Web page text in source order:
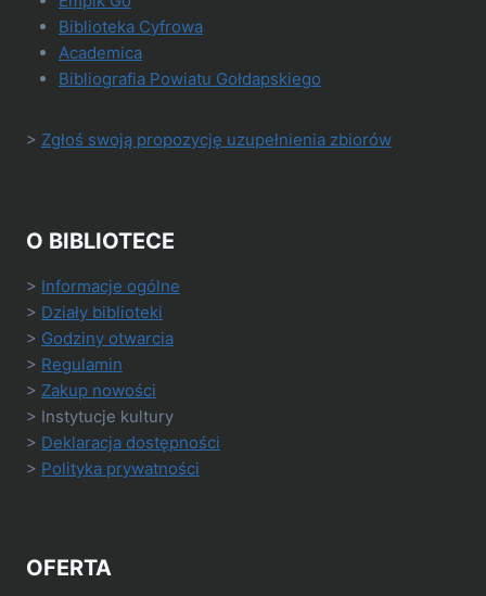
Biblioteka Cyfrowa
Academica
Bibliografia Powiatu Gołdapskiego
> Zgłoś swoją propozycję uzupełnienia zbiorów
O BIBLIOTECE
> Informacje ogólne
> Działy biblioteki
> Godziny otwarcia
> Regulamin
> Zakup nowości
> Instytucje kultury
> Deklaracja dostępności
> Polityka prywatności
OFERTA